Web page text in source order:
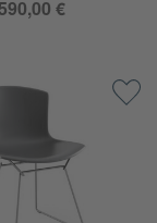
590,00 €